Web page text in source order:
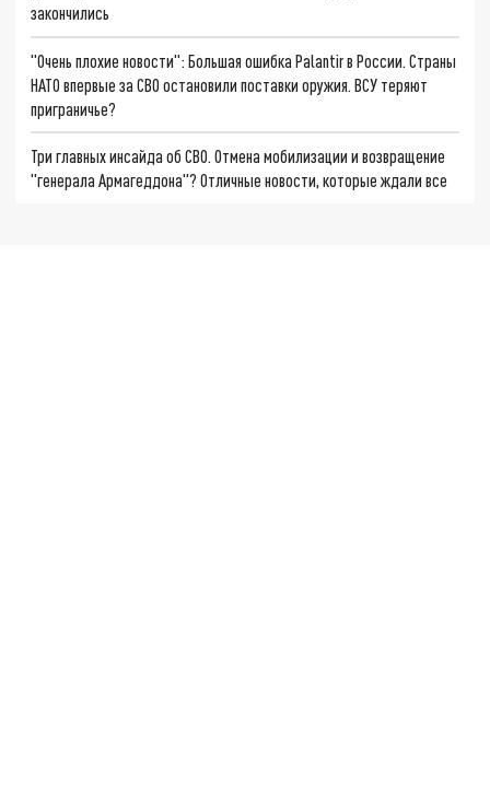
закончились
"Очень плохие новости": Большая ошибка Palantir в России. Страны
НАТО впервые за СВО остановили поставки оружия. ВСУ теряют
приграничье?
Три главных инсайда об СВО. Отмена мобилизации и возвращение
"генерала Армагеддона"? Отличные новости, которые ждали все